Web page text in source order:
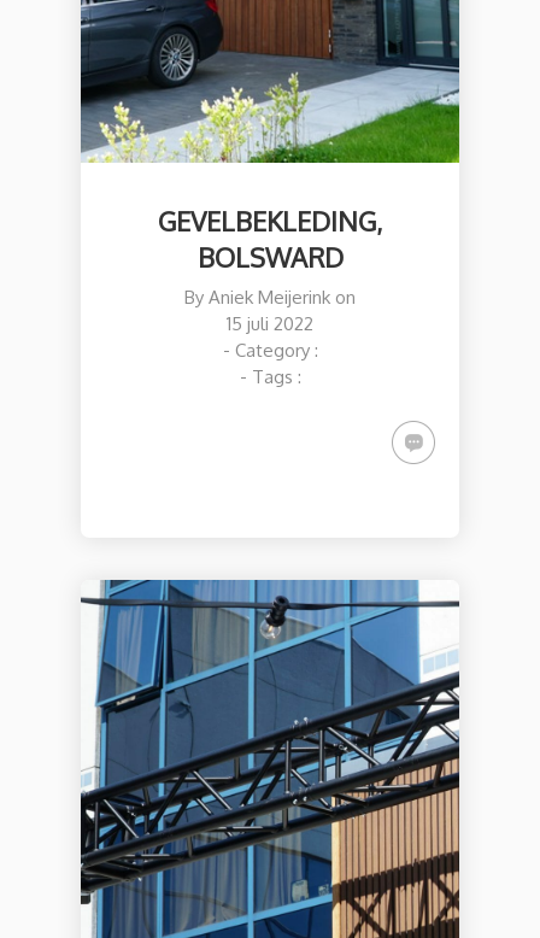
GEVELBEKLEDING,
BOLSWARD
By Aniek Meijerink on
15 juli 2022
- Category :
- Tags :